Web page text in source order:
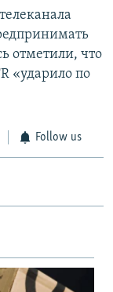
отметили, что
«ударило по
Follow us